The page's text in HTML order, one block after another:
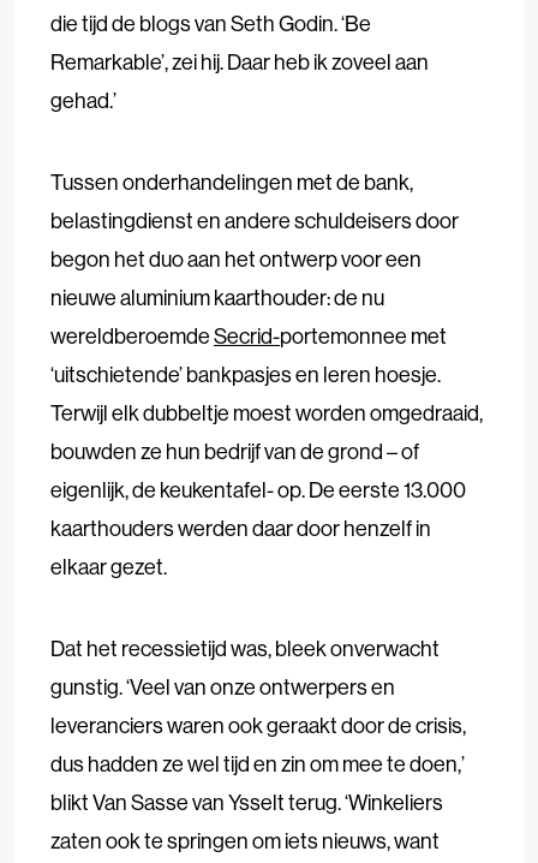
die tijd de blogs van Seth Godin. ‘Be
Remarkable’, zei hij. Daar heb ik zoveel aan
gehad.’
Tussen onderhandelingen met de bank,
belastingdienst en andere schuldeisers door
begon het duo aan het ontwerp voor een
nieuwe aluminium kaarthouder: de nu
wereldberoemdeSecrid-portemonnee met
‘uitschietende’ bankpasjes en leren hoesje.
Terwijl elk dubbeltje moest worden omgedraaid,
bouwden ze hun bedrijf van de grond – of
eigenlijk, de keukentafel- op. De eerste 13.000
kaarthouders werden daar door henzelf in
elkaar gezet.
Dat het recessietijd was, bleek onverwacht
gunstig. ‘Veel van onze ontwerpers en
leveranciers waren ook geraakt door de crisis,
dus hadden ze wel tijd en zin om mee te doen,’
blikt Van Sasse van Ysselt terug. ‘Winkeliers
zaten ook te springen om iets nieuws, want